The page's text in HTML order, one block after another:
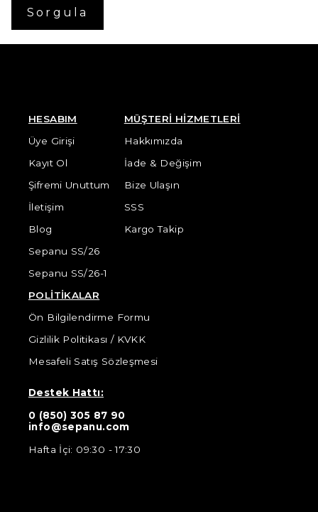
Sorgula
HESABIM
Üye Girişi
Kayıt Ol
Şifremi Unuttum
İletişim
Blog
Sepanu SS/26
Sepanu SS/26-1
MÜŞTERİ HİZMETLERİ
Hakkımızda
İade & Değişim
Bize Ulaşın
SSS
Kargo Takip
POLİTİKALAR
Ön Bilgilendirme Formu
Gizlilik Politikası / KVKK
Mesafeli Satış Sözleşmesi
Destek Hattı:
0 (850) 305 87 90
info@sepanu.com
Hafta İçi: 09:30 - 17:30